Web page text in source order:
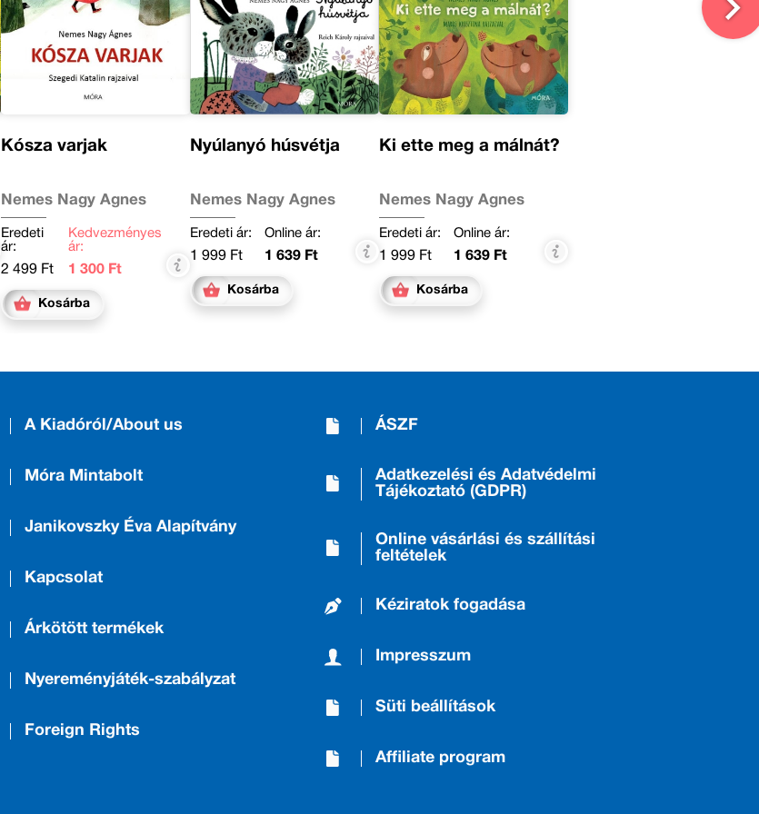
Kósza varjak
Nemes Nagy Ágnes
Eredeti
ár:
2 499 Ft
Kedvezményes
ár:
1 300 Ft
Kosárba
Nyúlanyó húsvétja
Nemes Nagy Ágnes
Eredeti ár:
1 999 Ft
Online ár:
1 639 Ft
Kosárba
Ki ette meg a málnát?
Nemes Nagy Ágnes
Eredeti ár:
1 999 Ft
Online ár:
1 639 Ft
Kosárba
A Kiadóról/About us
Móra Mintabolt
Janikovszky Éva Alapítvány
Kapcsolat
Árkötött termékek
Nyereményjáték-szabályzat
Foreign Rights
ÁSZF
Adatkezelési és Adatvédelmi
Tájékoztató (GDPR)
Online vásárlási és szállítási
feltételek
Kéziratok fogadása
Impresszum
Süti beállítások
Affiliate program